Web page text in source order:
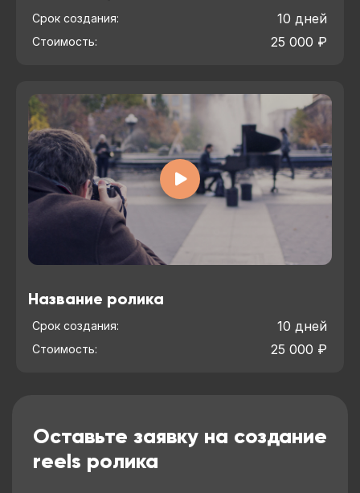
Срок создания: 10 дней
Стоимость: 25 000 ₽
Название ролика
Срок создания: 10 дней
Стоимость: 25 000 ₽
Оставьте заявку на создание
reels ролика